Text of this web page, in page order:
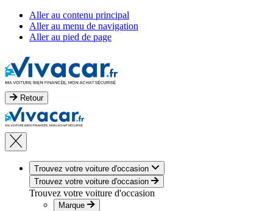
Aller au contenu principal
Aller au menu de navigation
Aller au pied de page
Retour
Trouvez votre voiture d'occasion
Trouvez votre voiture d'occasion
Trouvez votre voiture d'occasion
Marque